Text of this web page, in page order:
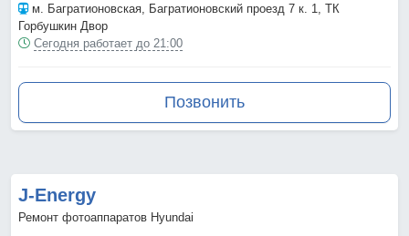
м. Багратионовская , Багратионовский проезд 7 к. 1, ТК
Горбушкин Двор
Сегодня работает до 21:00
Позвонить
J-Energy
Ремонт фотоаппаратов Hyundai